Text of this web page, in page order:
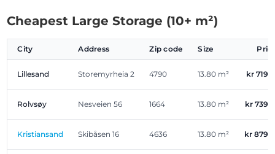
Cheapest Large Storage (10+ m²)
City Address Zip code Size
Lillesand Storemyrheia 2 4790 13.80 m² kr
Rolvsøy Nesveien 56 1664 13.80 m² kr
Kristiansand Skibåsen 16 4636 13.80 m² kr